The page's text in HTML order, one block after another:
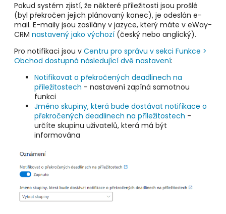
Pokud systém zjistí, že některé příležitosti jsou prošlé
(byl překročen jejich plánovaný konec), je odeslán e-
mail. E-maily jsou zasílány v jazyce, který máte v eWay-
CRM nastavený jako výchozí (český nebo anglický).
Pro notifikaci jsou v Centru pro správu v sekci Funkce >
Obchod dostupná následující dvě nastavení:
Notifikovat o překročených deadlinech na
příležitostech - nastavení zapíná samotnou
funkci
Jméno skupiny, která bude dostávat notifikace o
překročených deadlinech na příležitostech -
určíte skupinu uživatelů, která má být
informována